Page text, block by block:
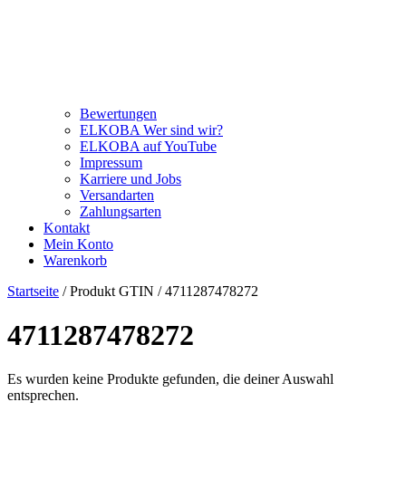
Bewertungen
ELKOBA Wer sind wir?
ELKOBA auf YouTube
Impressum
Karriere und Jobs
Versandarten
Zahlungsarten
Kontakt
Mein Konto
Warenkorb
Startseite / Produkt GTIN / 4711287478272
4711287478272
Es wurden keine Produkte gefunden, die deiner Auswahl
entsprechen.